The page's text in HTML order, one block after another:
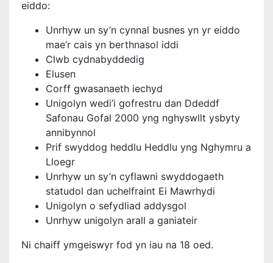
eiddo:
Unrhyw un sy’n cynnal busnes yn yr eiddo
mae’r cais yn berthnasol iddi
Clwb cydnabyddedig
Elusen
Corff gwasanaeth iechyd
Unigolyn wedi’i gofrestru dan Ddeddf
Safonau Gofal 2000 yng nghyswllt ysbyty
annibynnol
Prif swyddog heddlu Heddlu yng Nghymru a
Lloegr
Unrhyw un sy’n cyflawni swyddogaeth
statudol dan uchelfraint Ei Mawrhydi
Unigolyn o sefydliad addysgol
Unrhyw unigolyn arall a ganiateir
Ni chaiff ymgeiswyr fod yn iau na 18 oed.